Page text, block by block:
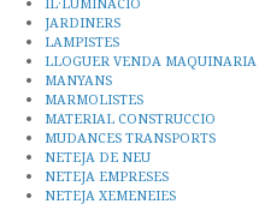
JARDINERS
LAMPISTES
LLOGUER VENDA MAQUINARIA
MANYANS
MARMOLISTES
MATERIAL CONSTRUCCIO
MUDANCES TRANSPORTS
NETEJA DE NEU
NETEJA EMPRESES
NETEJA XEMENEIES